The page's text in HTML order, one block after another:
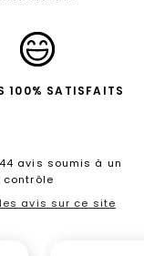
100% SATISFAITS
avis soumis à un
contrôle
avis sur ce site